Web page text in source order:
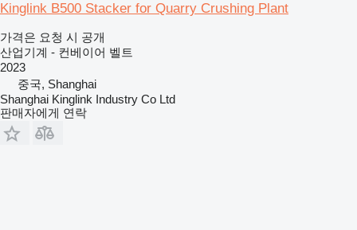
Kinglink B500 Stacker for Quarry Crushing Plant
가격은 요청 시 공개
산업기계 - 컨베이어 벨트
2023
중국, Shanghai
Shanghai Kinglink Industry Co Ltd
판매자에게 연락